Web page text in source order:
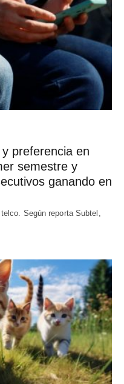
preferencia en
semestre y
ganando en
Según reporta Subtel,